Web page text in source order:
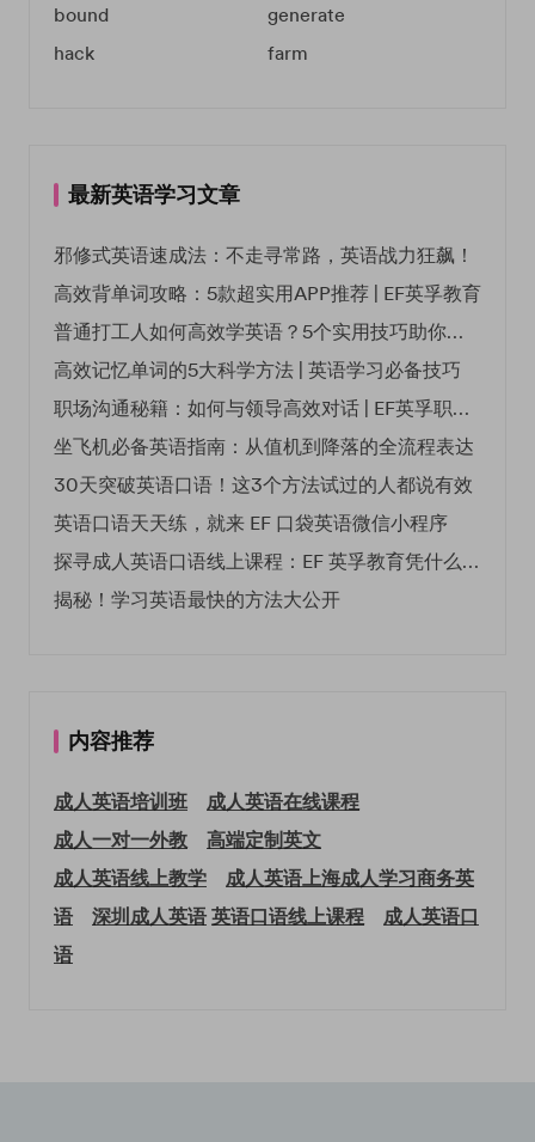
bound
generate
hack
farm
最新英语学习文章
邪修式英语速成法：不走寻常路，英语战力狂飙！
高效背单词攻略：5款超实用APP推荐 | EF英孚教育
普通打工人如何高效学英语？5个实用技巧助你突破职场瓶颈
高效记忆单词的5大科学方法 | 英语学习必备技巧
职场沟通秘籍：如何与领导高效对话 | EF英孚职场指南
坐飞机必备英语指南：从值机到降落的全流程表达
30天突破英语口语！这3个方法试过的人都说有效
英语口语天天练，就来 EF 口袋英语微信小程序
探寻成人英语口语线上课程：EF 英孚教育凭什么领航
揭秘！学习英语最快的方法大公开
内容推荐
成人英语培训班
成人英语在线课程
成人一对一外教
高端定制英文
成人英语线上教学
成人英语上海成人学习商务英
语
深圳成人英语英语口语线上课程
成人英语口
语